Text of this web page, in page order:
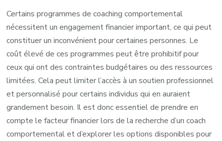
Certains programmes de coaching comportemental
nécessitent un engagement financier important, ce qui peut
constituer un inconvénient pour certaines personnes. Le
coût élevé de ces programmes peut être prohibitif pour
ceux qui ont des contraintes budgétaires ou des ressources
limitées. Cela peut limiter l’accès à un soutien professionnel
et personnalisé pour certains individus qui en auraient
grandement besoin. Il est donc essentiel de prendre en
compte le facteur financier lors de la recherche d’un coach
comportemental et d’explorer les options disponibles pour